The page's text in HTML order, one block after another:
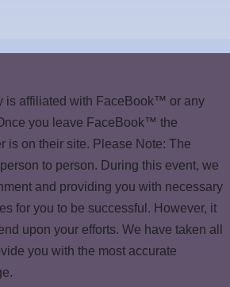
is affiliated with FaceBook™ or any
you leave FaceBook™ the
is on their site. Please Note: The
to person. During this event, we
and providing you with necessary
for you to be successful. However, it
upon your efforts. We have taken all
you with the most accurate